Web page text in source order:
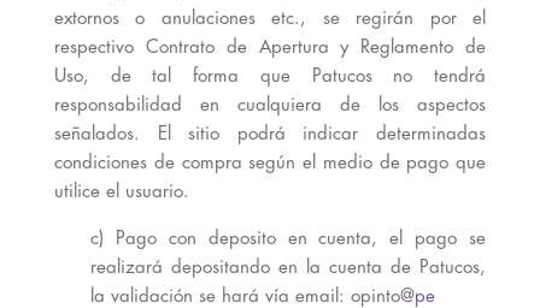
extornos o anulaciones etc., se regirán por el
respectivo Contrato de Apertura y Reglamento de
Uso, de tal forma que Patucos no tendrá
responsabilidad en cualquiera de los aspectos
señalados. El sitio podrá indicar determinadas
condiciones de compra según el medio de pago que
utilice el usuario.
c) Pago con deposito en cuenta, el pago se
realizará depositando en la cuenta de Patucos,
la validación se hará vía email: opinto@pe